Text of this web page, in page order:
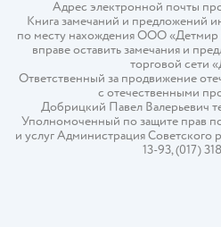
Адрес электронной почты
Книга замечаний и предложений
по месту нахождения ООО
вправе оставить замечания и
торговой сети
Ответственный за продвижение
с отечественными
Добрицкий Павел Валерьевич
Уполномоченный по защите прав
и услуг Администрация Советского
13-93, (017)